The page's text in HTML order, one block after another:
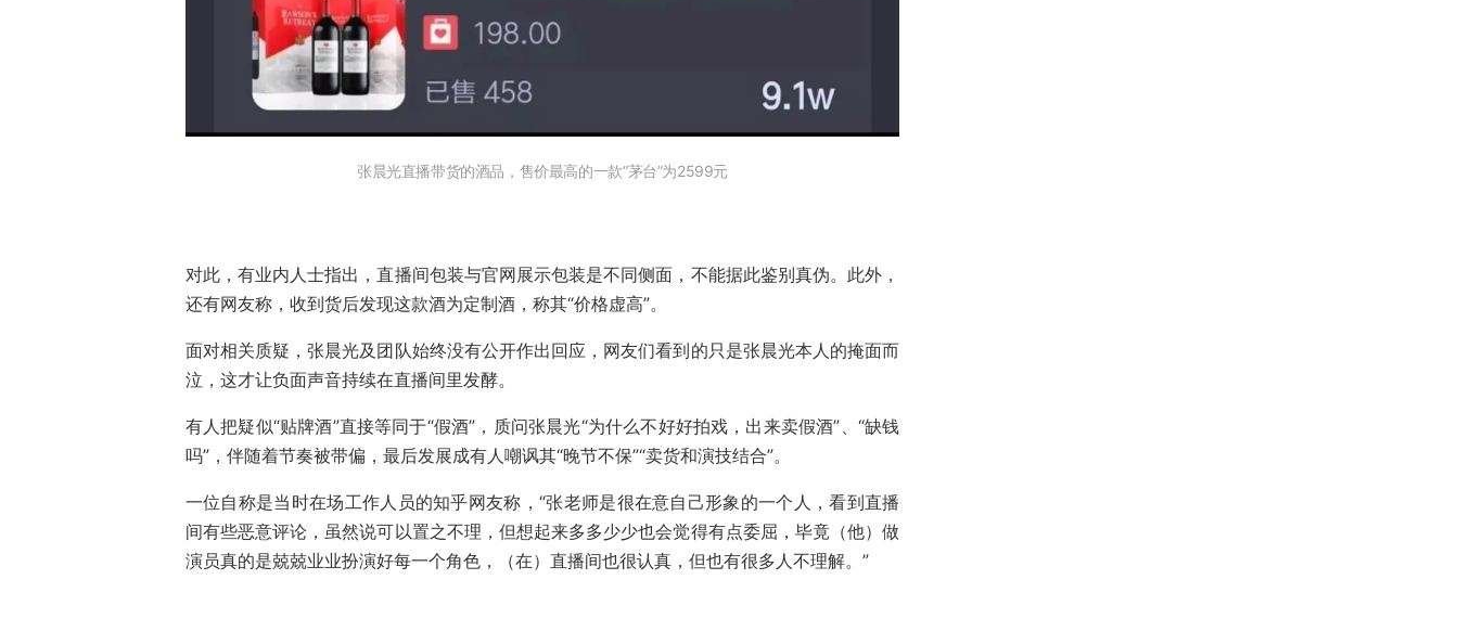
张晨光直播带货的酒品，售价最高的一款“茅台”为2599元
对此，有业内人士指出，直播间包装与官网展示包装是不同侧面，不能据此鉴别真伪。此外，
还有网友称，收到货后发现这款酒为定制酒，称其“价格虚高”。
面对相关质疑，张晨光及团队始终没有公开作出回应，网友们看到的只是张晨光本人的掩面而
泣，这才让负面声音持续在直播间里发酵。
有人把疑似“贴牌酒”直接等同于“假酒”，质问张晨光“为什么不好好拍戏，出来卖假酒”、“缺钱
吗”，伴随着节奏被带偏，最后发展成有人嘲讽其“晚节不保”“卖货和演技结合”。
一位自称是当时在场工作人员的知乎网友称，“张老师是很在意自己形象的一个人，看到直播
间有些恶意评论，虽然说可以置之不理，但想起来多多少少也会觉得有点委屈，毕竟（他）做
演员真的是兢兢业业扮演好每一个角色，（在）直播间也很认真，但也有很多人不理解。”